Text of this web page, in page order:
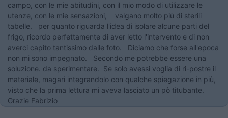
campo, con le mie abitudini, con il mio modo di utilizzare le
utenze, con le mie sensazioni, valgano molto più di sterili
tabelle. per quanto riguarda l'idea di isolare alcune parti del
frigo, ricordo perfettamente di aver letto l'intervento e di non
averci capito tantissimo dalle foto. Diciamo che forse all'epoca
non mi sono impegnato. Secondo me potrebbe essere una
soluzione. da sperimentare. Se solo avessi voglia di ri-postre il
materiale, magari integrandolo con qualche spiegazione in più,
visto che la prima lettura mi aveva lasciato un pò titubante.
Grazie Fabrizio